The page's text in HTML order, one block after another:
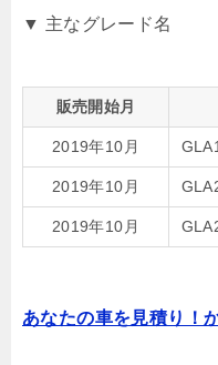
▼ 主なグレード名
販売開始月
2019年10月
2019年10月
2019年10月
あなたの車を見積り！